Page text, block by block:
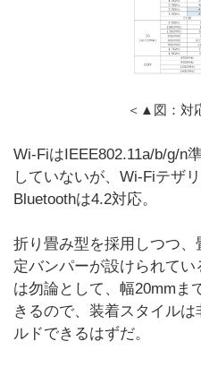
＜▲図：対
Wi-FiはIEEE802.11a/b/g/n
していないが、Wi-Fiテザ
Bluetoothは4.2対応。
折り畳み型を採用しつつ
定バンパーが設けられて
は勿論として、幅20mmま
きるので、装着スタイル
ルドできるはずだ。